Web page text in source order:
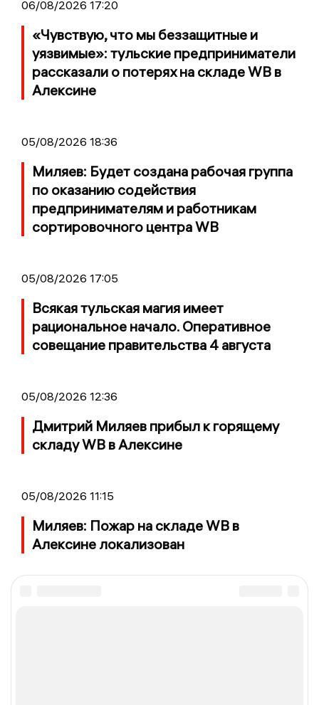
06/08/2026 17:20
«Чувствую, что мы беззащитные и
уязвимые»: тульские предприниматели
рассказали о потерях на складе WB в
Алексине
05/08/2026 18:36
Миляев: Будет создана рабочая группа
по оказанию содействия
предпринимателям и работникам
сортировочного центра WB
05/08/2026 17:05
Всякая тульская магия имеет
рациональное начало. Оперативное
совещание правительства 4 августа
05/08/2026 12:36
Дмитрий Миляев прибыл к горящему
складу WB в Алексине
05/08/2026 11:15
Миляев: Пожар на складе WB в
Алексине локализован